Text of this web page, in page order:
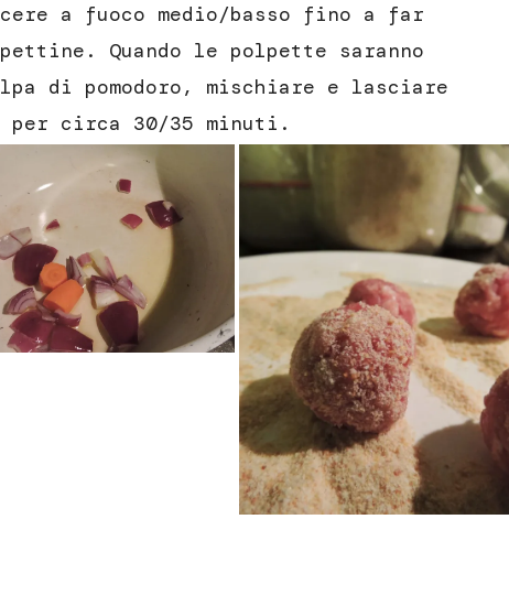
a fuoco medio/basso fino a far
Quando le polpette saranno
di pomodoro, mischiare e lasciare
per circa 30/35 minuti.